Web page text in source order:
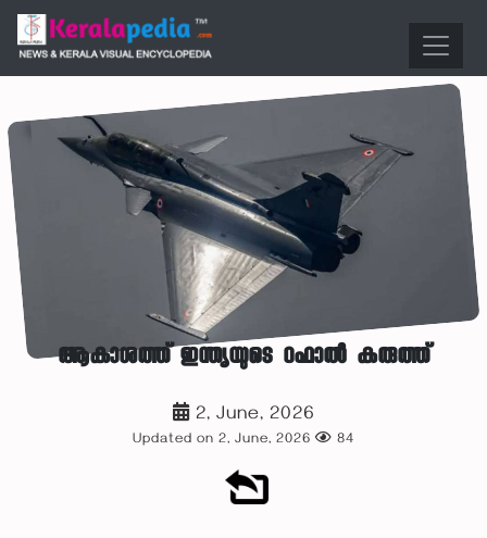
ആകാശത്ത് ഇന്ത്യയുടെ റഫാൽ കരുത്ത്
2, June, 2026
Updated on 2, June, 2026 84